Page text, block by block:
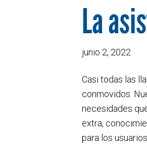
La
junio 2, 2022
Casi todas las
conmovidos.
necesidades
extra,
para los